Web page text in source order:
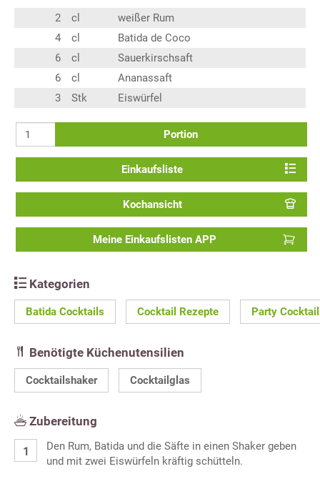
2 cl
weißer Rum
4
cl
Batida de Coco
6
cl
Sauerkirschsaft
6
cl
Ananassaft
3
Stk Eiswürfel
Portion
Einkaufsliste
Kochansicht
Meine Einkaufslisten APP
Kategorien
Batida Cocktails Cocktail Rezepte Party
Benötigte Küchenutensilien
Cocktailshaker Cocktailglas
Zubereitung
Den Rum, Batida und die Säfte in einen Shaker geben
und mit zwei Eiswürfeln kräftig schütteln.